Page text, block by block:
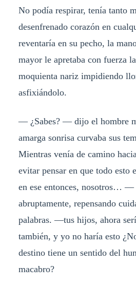
No podía respirar, tenía tanto
desenfrenado corazón en
reventaría en su pecho, la
mayor le apretaba con fuerza
moquienta nariz impidiendo
asfixiándolo.
— ¿Sabes? — dijo el hombre
amarga sonrisa curvaba sus
Mientras venía de camino
evitar pensar en que todo esto
en ese entonces, nosotros… —
abruptamente, repensando
palabras. —tus hijos, ahora
también, y yo no haría esto
destino tiene un sentido del
macabro?